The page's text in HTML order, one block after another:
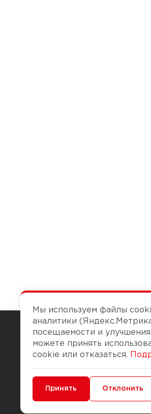
Чтобы вам легко
Мы используем файлы
аналитики
посещаемости и
можете принять
cookie или отказаться.
Минимальные
Принять Отклонить